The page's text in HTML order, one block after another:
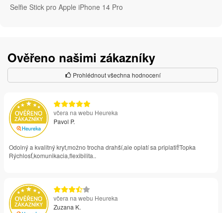
Selfie Stick pro Apple iPhone 14 Pro
Ověřeno našimi zákazníky
Prohlédnout všechna hodnocení
včera na webu Heureka
Pavol P.
Odolný a kvalitný kryt,možno trocha drahší,ale oplatí sa priplatiť!Topka
Rýchlosť,komunikacia,flexibilita..
včera na webu Heureka
Zuzana K.